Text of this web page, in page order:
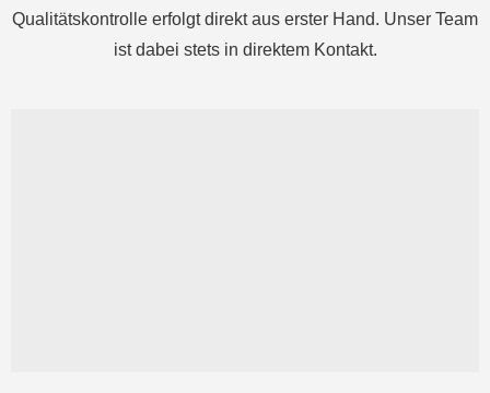
Qualitätskontrolle erfolgt direkt aus erster Hand. Unser Team
ist dabei stets in direktem Kontakt.